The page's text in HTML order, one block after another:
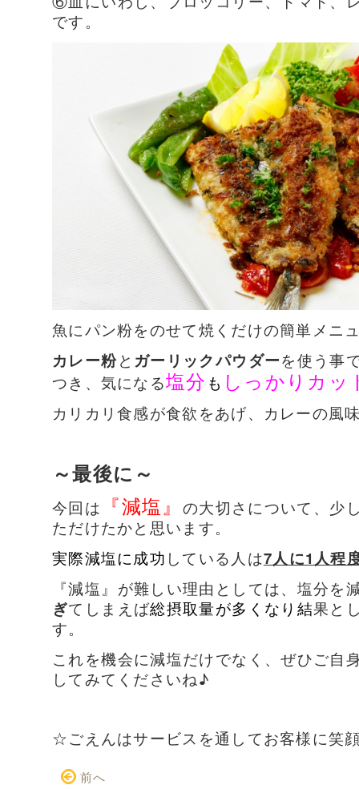
です。
魚にパン粉をのせて焼くだけの簡単メニ
カレー粉と ガーリックパウダーを使う事
つき、気になる塩分 も しっかりカッ
カリカリ食感が食欲をあげ、カレーの風
～最後に～
今回は 『減塩』
の大切さについて、少
ただけたかと思います。
実際減塩に成功 している人は7人に1人程
『減塩』が難しい理由としては、塩分を
ぎてしまえば総摂取量が多くなり結果と
す。
これを機会に減塩だけでなく、ぜひご自
してみてくださいね♪
☆ごえんはサービスを通してお客様に笑
前へ